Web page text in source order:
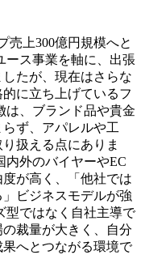
売上300億円規模へと
ース事業を軸に、出張
たが、現在はさらな
に立ち上げているフ
は、ブランド品や貴金
ず、アパレルや工
扱える点にありま
内外のバイヤーやEC
が高く、「他社では
ビジネスモデルが強
型ではなく自社主導で
裁量が大きく、自分
へとつながる環境で